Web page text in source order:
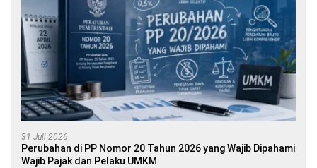
31 Juli 2026
Perubahan di PP Nomor 20 Tahun 2026 yang Wajib Dipahami
Wajib Pajak dan Pelaku UMKM